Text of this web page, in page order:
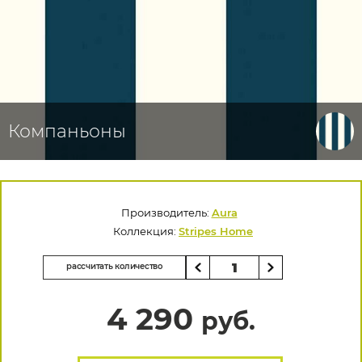
Компаньоны
Производитель: Aura
Коллекция: Stripes Home
рассчитать количество
4 290 руб.